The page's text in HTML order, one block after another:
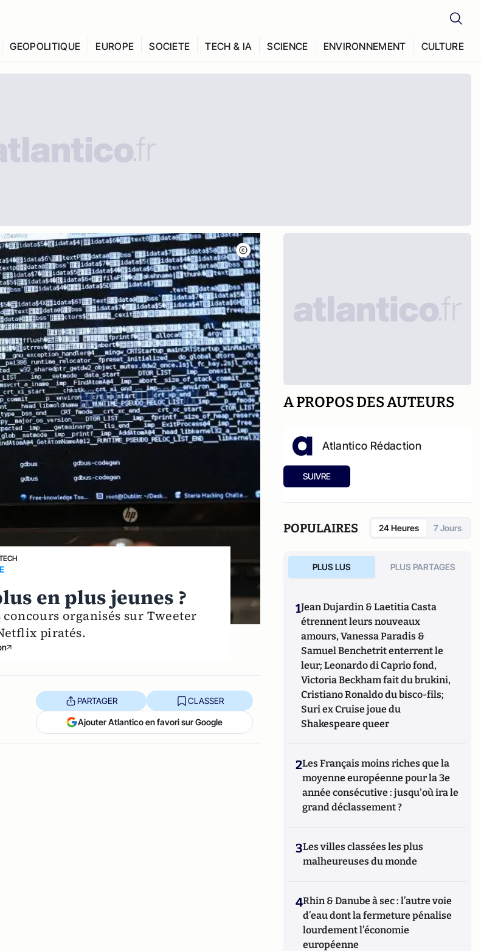
GEOPOLITIQUE EUROPE SOCIETE TECH & IA SCIENCE ENVIRONNEMENT CULTURE
en plus jeunes ?
organisés sur Tweeter
piratés.
PARTAGER CLASSER
Ajouter Atlantico en favori sur Google
A PROPOS DES AUTEURS
Atlantico Rédaction
SUIVRE
POPULAIRES 24 Heures 7 Jours
PLUS LUS PLUS PARTAGES
1Jean Dujardin & Laetitia Casta
étrennent leurs nouveaux
amours, Vanessa Paradis &
Samuel Benchetrit enterrent le
leur; Leonardo di Caprio fond,
Victoria Beckham fait du brukini,
Cristiano Ronaldo du bisco-fils;
Suri ex Cruise joue du
Shakespeare queer
2Les Français moins riches que la
moyenne européenne pour la 3e
année consécutive : jusqu'où ira le
grand déclassement ?
3Les villes classées les plus
malheureuses du monde
4Rhin & Danube à sec : l’autre voie
d’eau dont la fermeture pénalise
lourdement l’économie
européenne